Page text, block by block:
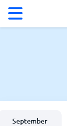
September